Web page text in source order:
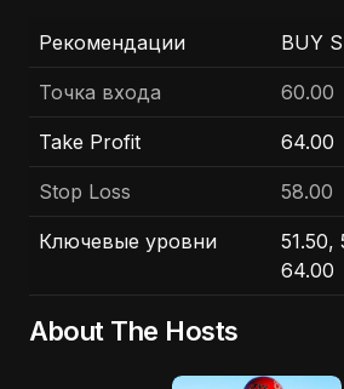
Рекомендации BUY
Точка входа 60.00
Take Profit 64.00
Stop Loss 58.00
Ключевые уровни
51.50,
64.00
About The Hosts